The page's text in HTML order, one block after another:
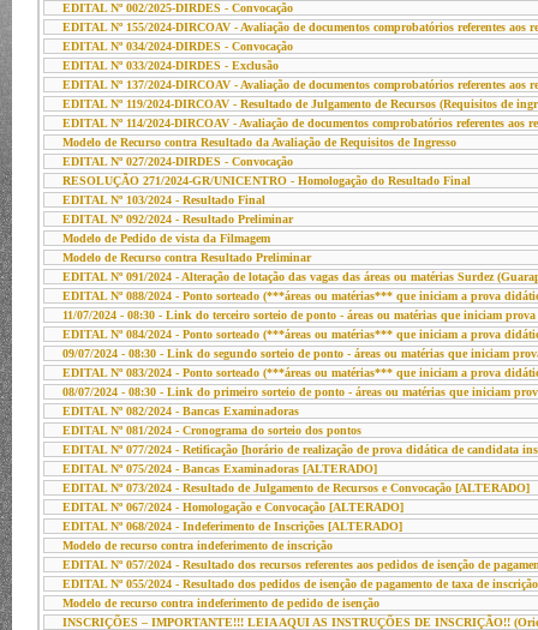
EDITAL Nº 002/2025-DIRDES - Convocação
EDITAL Nº 155/2024-DIRCOAV - Avaliação de documentos comprobatórios referentes aos
EDITAL Nº 034/2024-DIRDES - Convocação
EDITAL Nº 033/2024-DIRDES - Exclusão
EDITAL Nº 137/2024-DIRCOAV - Avaliação de documentos comprobatórios referentes aos
EDITAL Nº 119/2024-DIRCOAV - Resultado de Julgamento de Recursos (Requisitos de
EDITAL Nº 114/2024-DIRCOAV - Avaliação de documentos comprobatórios referentes aos
Modelo de Recurso contra Resultado da Avaliação de Requisitos de Ingresso
EDITAL Nº 027/2024-DIRDES - Convocação
RESOLUÇÃO 271/2024-GR/UNICENTRO - Homologação do Resultado Final
EDITAL Nº 103/2024 - Resultado Final
EDITAL Nº 092/2024 - Resultado Preliminar
Modelo de Pedido de vista da Filmagem
Modelo de Recurso contra Resultado Preliminar
EDITAL Nº 091/2024 - Alteração de lotação das vagas das áreas ou matérias Surdez
EDITAL Nº 088/2024 - Ponto sorteado (***áreas ou matérias*** que iniciam a prova
11/07/2024 - 08:30 - Link do terceiro sorteio de ponto - áreas ou matérias que iniciam
EDITAL Nº 084/2024 - Ponto sorteado (***áreas ou matérias*** que iniciam a prova
09/07/2024 - 08:30 - Link do segundo sorteio de ponto - áreas ou matérias que iniciam
EDITAL Nº 083/2024 - Ponto sorteado (***áreas ou matérias*** que iniciam a prova
08/07/2024 - 08:30 - Link do primeiro sorteio de ponto - áreas ou matérias que iniciam
EDITAL Nº 082/2024 - Bancas Examinadoras
EDITAL Nº 081/2024 - Cronograma do sorteio dos pontos
EDITAL Nº 077/2024 - Retificação [horário de realização de prova didática de candidata
EDITAL Nº 075/2024 - Bancas Examinadoras [ALTERADO]
EDITAL Nº 073/2024 - Resultado de Julgamento de Recursos e Convocação [ALTERADO]
EDITAL Nº 067/2024 - Homologação e Convocação [ALTERADO]
EDITAL Nº 068/2024 - Indeferimento de Inscrições [ALTERADO]
Modelo de recurso contra indeferimento de inscrição
EDITAL Nº 057/2024 - Resultado dos recursos referentes aos pedidos de isenção de
EDITAL Nº 055/2024 - Resultado dos pedidos de isenção de pagamento de taxa de
Modelo de recurso contra indeferimento de pedido de isenção
INSCRIÇÕES – IMPORTANTE!!! LEIA AQUI AS INSTRUÇÕES DE INSCRIÇÃO!!